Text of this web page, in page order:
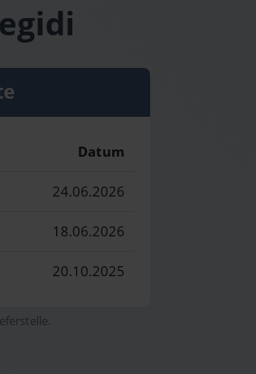
Datum
24.06.2026
18.06.2026
20.10.2025